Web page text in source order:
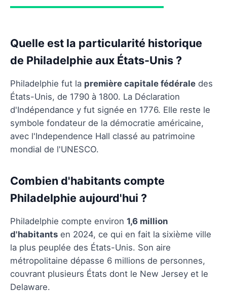
Quelle est la particularité historique
de Philadelphie aux États-Unis ?
Philadelphie fut la première capitale fédérale des
États-Unis, de 1790 à 1800. La Déclaration
d'Indépendance y fut signée en 1776. Elle reste le
symbole fondateur de la démocratie américaine,
avec l'Independence Hall classé au patrimoine
mondial de l'UNESCO.
Combien d'habitants compte
Philadelphie aujourd'hui ?
Philadelphie compte environ 1,6 million
d'habitants en 2024, ce qui en fait la sixième ville
la plus peuplée des États-Unis. Son aire
métropolitaine dépasse 6 millions de personnes,
couvrant plusieurs États dont le New Jersey et le
Delaware.